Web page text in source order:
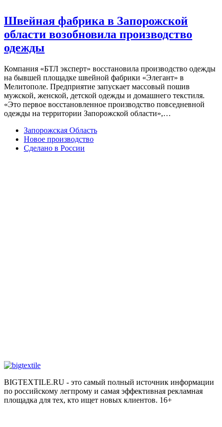
Швейная фабрика в Запорожской
области возобновила производство
одежды
Компания «БТЛ эксперт» восстановила производство одежды
на бывшей площадке швейной фабрики «Элегант» в
Мелитополе. Предприятие запускает массовый пошив
мужской, женской, детской одежды и домашнего текстиля.
«Это первое восстановленное производство повседневной
одежды на территории Запорожской области»,…
Запорожская Область
Новое производство
Сделано в России
BIGTEXTILE.RU - это самый полный источник информации
по российскому легпрому и самая эффективная рекламная
площадка для тех, кто ищет новых клиентов. 16+